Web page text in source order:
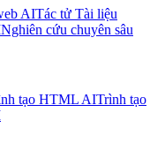
AITác tử Tài liệu
Nghiên cứu chuyên sâu
tạo HTML AITrình tạo